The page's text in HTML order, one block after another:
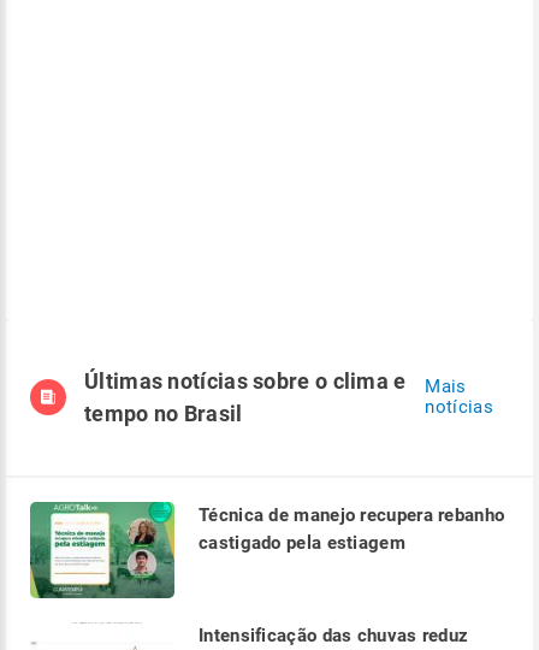
Últimas notícias sobre o clima e
tempo no Brasil
Mais
notícias
Técnica de manejo recupera rebanho
castigado pela estiagem
Intensificação das chuvas reduz